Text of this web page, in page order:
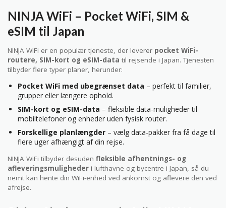
NINJA WiFi – Pocket WiFi, SIM &
eSIM til Japan
NINJA WiFi er en populær tjeneste, der leverer pocket WiFi-
routere, SIM-kort og eSIM-data til rejsende i Japan. Tjenesten
tilbyder flere typer planer, herunder:
Pocket WiFi med ubegrænset data – perfekt til familier,
grupper eller længere ophold.
SIM-kort og eSIM-data – fleksible data-muligheder til
mobiltelefoner og enheder uden fysisk router.
Forskellige planlængder – vælg data-pakker fra få dage til
flere uger afhængigt af din rejse.
NINJA WiFi tilbyder desuden fleksible afhentnings- og
afleveringsmuligheder i lufthavne og bycentre i Japan, så du
nemt kan hente din WiFi-enhed ved ankomst og aflevere den ved
afrejse.